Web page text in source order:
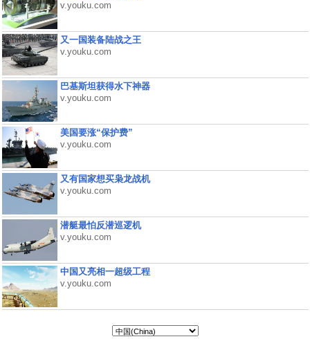
v.youku.com
又一国装备陆战之王
v.youku.com
巴基斯坦获得水下神器
v.youku.com
美国要涨“保护费”
v.youku.com
又有国家想买枭龙战机
v.youku.com
潜艇最怕反潜巡逻机
v.youku.com
中国又亮相一超级工程
v.youku.com